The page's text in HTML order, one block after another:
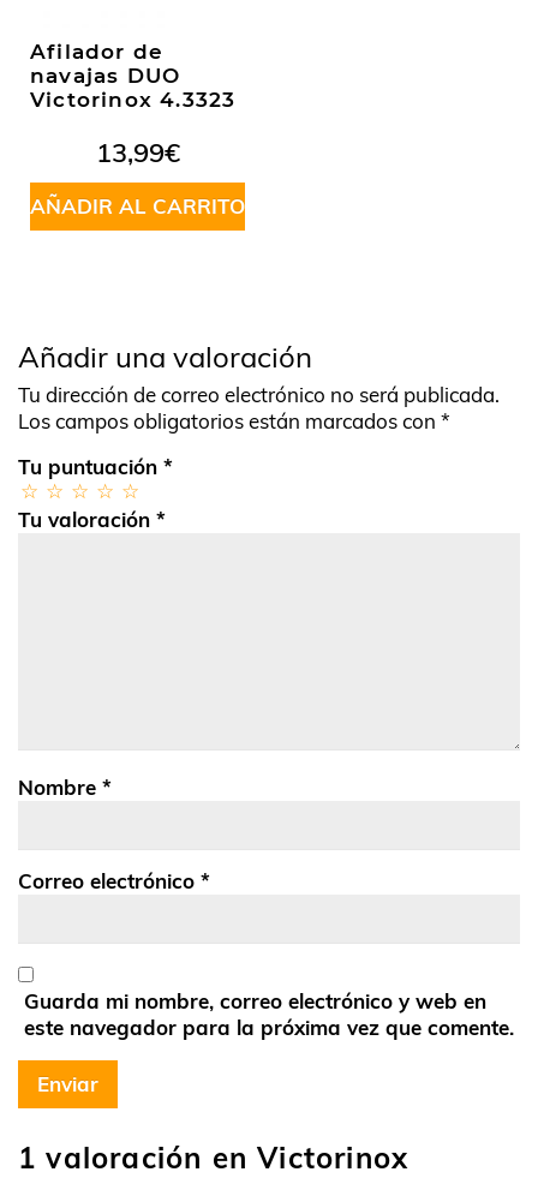
Afilador de
navajas DUO
Victorinox 4.3323
13,99€
AÑADIR AL CARRITO
1 valoración enVictorinox
Añadir una valoración
Tu dirección de correo electrónico no será publicada.
Los campos obligatorios están marcados con *
Tu puntuación *
Tu valoración *
Nombre *
Correo electrónico *
Guarda mi nombre, correo electrónico y web en
este navegador para la próxima vez que comente.